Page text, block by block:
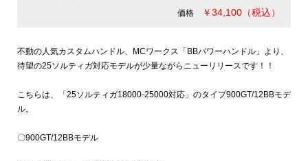
価格 ￥34,100（税込）
不動の人気カスタムハンドル、MCワークス「BBパワーハンドル」より、
待望の25ソルティガ対応モデルが少量ながらニューリリースです！！
こちらは、「25ソルティガ18000-25000対応」のタイプ900GT/12BBモデ
ル。
〇900GT/12BBモデル